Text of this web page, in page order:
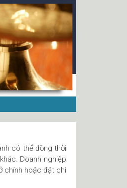
có thể đồng thời
Doanh nghiệp
chính hoặc đặt chi